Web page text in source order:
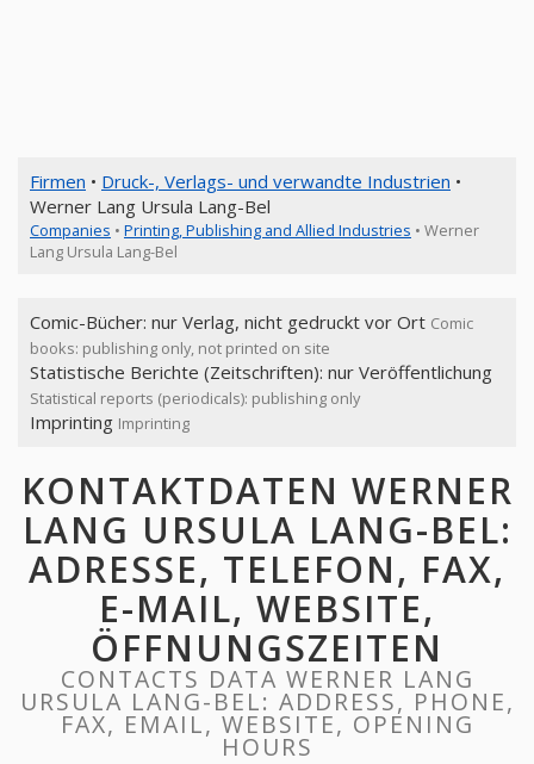
Firmen • Druck-, Verlags- und verwandte Industrien •
Werner Lang Ursula Lang-Bel
Companies • Printing, Publishing and Allied Industries • Werner
Lang Ursula Lang-Bel
Comic-Bücher: nur Verlag, nicht gedruckt vor Ort Comic
books: publishing only, not printed on site
Statistische Berichte (Zeitschriften): nur Veröffentlichung
Statistical reports (periodicals): publishing only
Imprinting Imprinting
KONTAKTDATEN WERNER
LANG URSULA LANG-BEL:
ADRESSE, TELEFON, FAX,
E-MAIL, WEBSITE,
ÖFFNUNGSZEITEN
CONTACTS DATA WERNER LANG
URSULA LANG-BEL: ADDRESS, PHONE,
FAX, EMAIL, WEBSITE, OPENING
HOURS